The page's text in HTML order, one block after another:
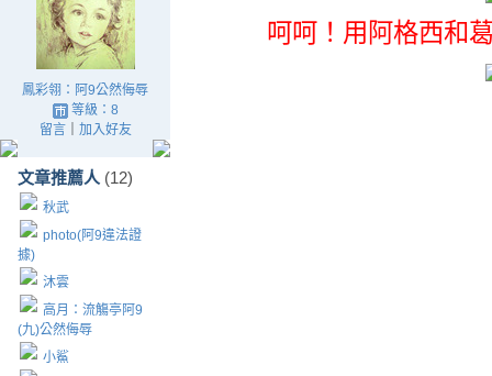
鳳彩翎：阿9公然侮辱
等級：8
留言｜ 加入好友
文章推薦人 (12)
秋武
photo(阿9違法證
據)
沐雲
高月：流觴亭阿9
(九)公然侮辱
小鯊
呵呵！用阿格西和